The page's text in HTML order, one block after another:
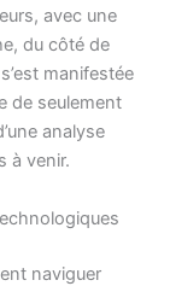
avec une
du côté de
manifestée
de seulement
analyse
à venir.
naviguer